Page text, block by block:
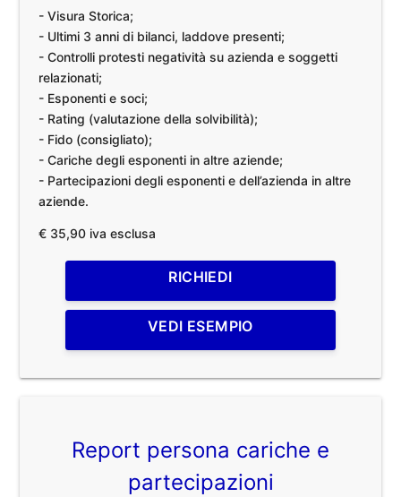
- Visura Storica;
- Ultimi 3 anni di bilanci, laddove presenti;
- Controlli protesti negatività su azienda e soggetti
relazionati;
- Esponenti e soci;
- Rating (valutazione della solvibilità);
- Fido (consigliato);
- Cariche degli esponenti in altre aziende;
- Partecipazioni degli esponenti e dell’azienda in altre
aziende.
€ 35,90 iva esclusa
RICHIEDI
VEDI ESEMPIO
Report persona cariche e
partecipazioni